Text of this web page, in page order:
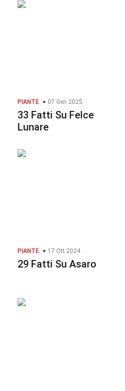
PIANTE 07 Gen 2025
33 Fatti Su Felce
Lunare
PIANTE 17 Ott 2024
29 Fatti Su Asaro